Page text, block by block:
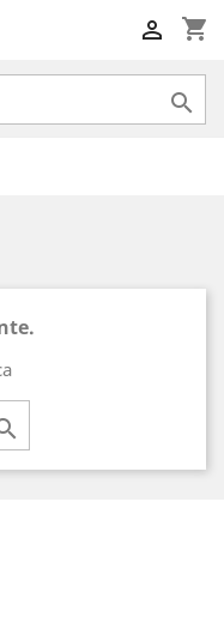
shopping_cart

